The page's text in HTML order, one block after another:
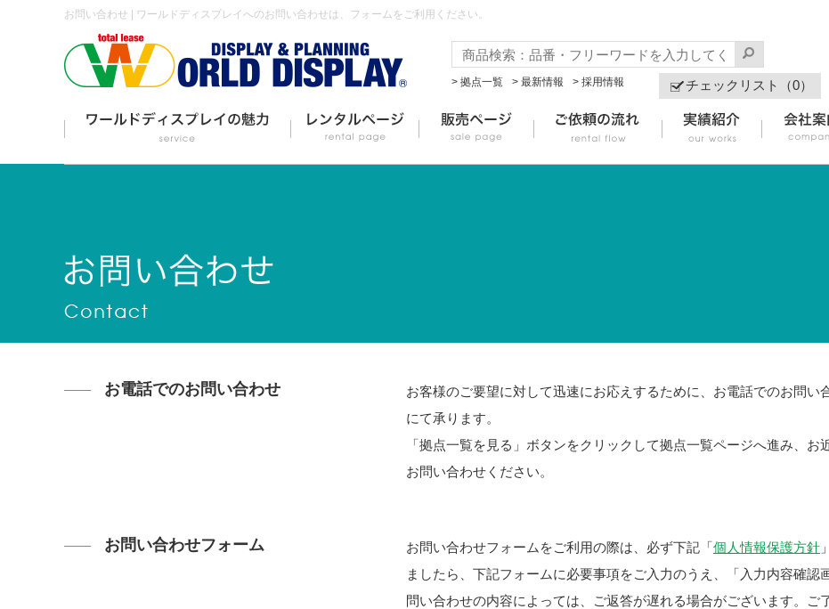
お問い合わせ | ワールドディスプレイへのお問い合わせは、フォームをご利用ください。
> 拠点一覧 > 最新情報 > 採用情報 チェックリスト（0）
お電話でのお問い合わせ
お客様のご要望に対して迅速にお応えするために、お電話でのお問い
にて承ります。
「拠点一覧を見る」ボタンをクリックして拠点一覧ページへ進み、お
お問い合わせください。
お問い合わせフォーム お問い合わせフォームをご利用の際は、必ず下記「個人情報保護方針
ましたら、下記フォームに必要事項をご入力のうえ、「入力内容確
問い合わせの内容によっては、ご返答が遅れる場合がございます。ご